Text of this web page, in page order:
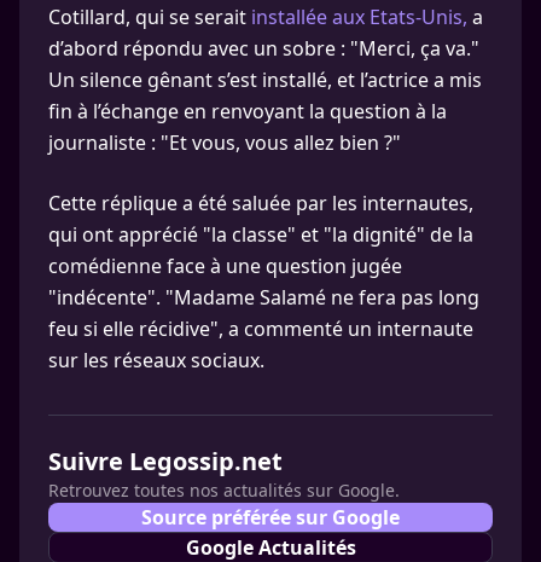
Cotillard, qui se serait installée aux Etats-Unis, a
d’abord répondu avec un sobre : "Merci, ça va."
Un silence gênant s’est installé, et l’actrice a mis
fin à l’échange en renvoyant la question à la
journaliste : "Et vous, vous allez bien ?"
Cette réplique a été saluée par les internautes,
qui ont apprécié "la classe" et "la dignité" de la
comédienne face à une question jugée
"indécente". "Madame Salamé ne fera pas long
feu si elle récidive", a commenté un internaute
sur les réseaux sociaux.
Suivre Legossip.net
Retrouvez toutes nos actualités sur Google.
Source préférée sur Google
Google Actualités